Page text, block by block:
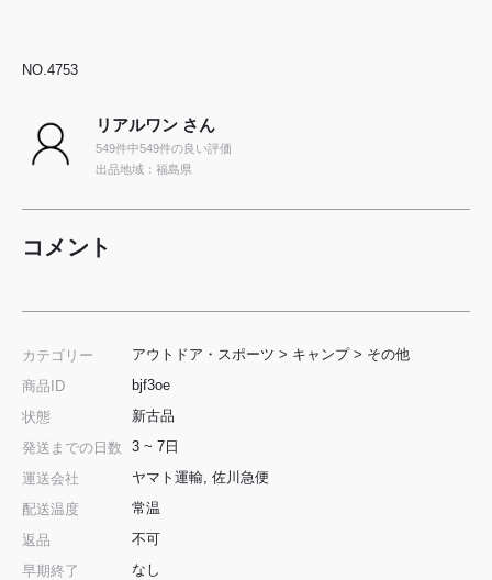
NO.4753
リアルワン さん
549件中549件の良い評価
出品地域：福島県
コメント
カテゴリー アウトドア・スポーツ > キャンプ > その他
商品ID
bjf3oe
状態
新古品
発送までの日数
3 ~ 7日
運送会社
ヤマト運輸, 佐川急便
配送温度
常温
返品
不可
早期終了
なし